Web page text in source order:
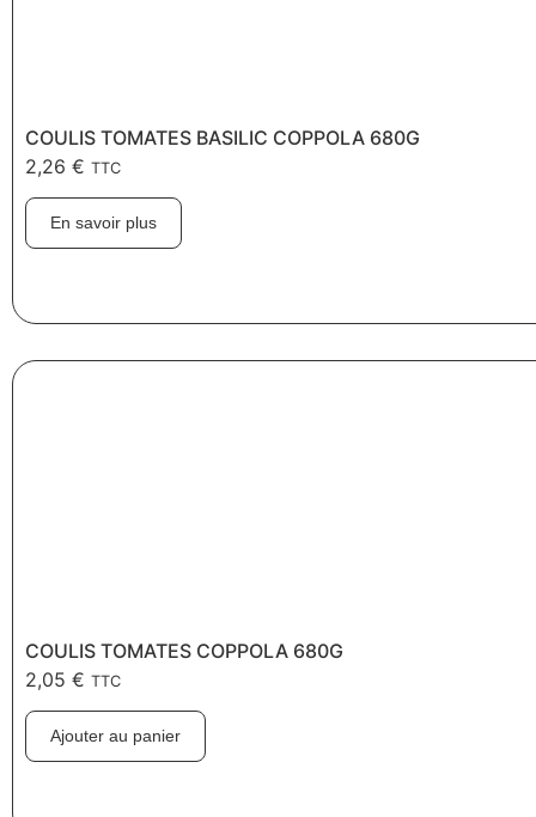
COULIS TOMATES BASILIC COPPOLA 680G
2,26 € TTC
En savoir plus
COULIS TOMATES COPPOLA 680G
2,05 € TTC
Ajouter au panier